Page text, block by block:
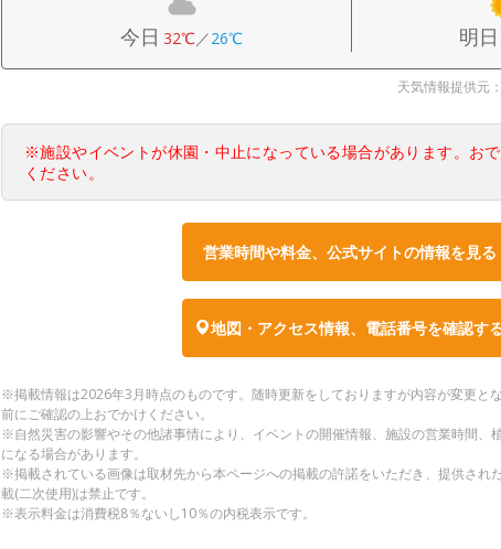
今日 32℃／26℃ 明日
天気情報提供元
※施設やイベントが休園・中止になっている場合があります。お
ください。
営業時間や料金、公式サイトの情報を見る
地図・アクセス情報、電話番号を確認す
※掲載情報は2026年3月時点のものです。随時更新をしておりますが内容が変更と
前にご確認の上おでかけください。
※自然災害の影響やその他諸事情により、イベントの開催情報、施設の営業時間、
になる場合があります。
※掲載されている画像は取材先から本ページへの掲載の許諾をいただき、提供され
載(二次使用)は禁止です。
※表示料金は消費税8％ないし10％の内税表示です。